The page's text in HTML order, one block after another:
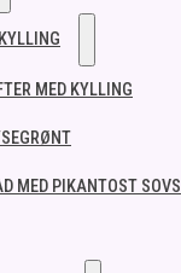
MED KYLLING
MED PIKANTOST SOVS